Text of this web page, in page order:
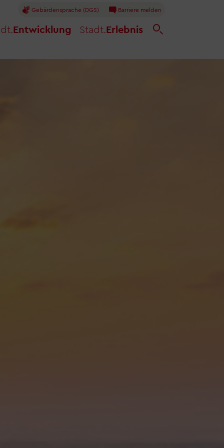
Entwicklung Stadt.Erlebnis
Gebärdensprache (DGS) Barriere melden